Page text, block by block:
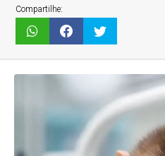
Compartilhe: